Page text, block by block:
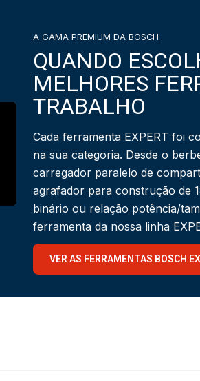
A GAMA PREMIUM DA BOSCH
QUANDO
MELHORES
TRABALHO
Cada ferramenta EXPERT foi
na sua categoria. Desde o
carregador paralelo de
agrafador para construção de
binário ou relação potência/
ferramenta da nossa linha
VER AS FERRAMENTAS BOSCH